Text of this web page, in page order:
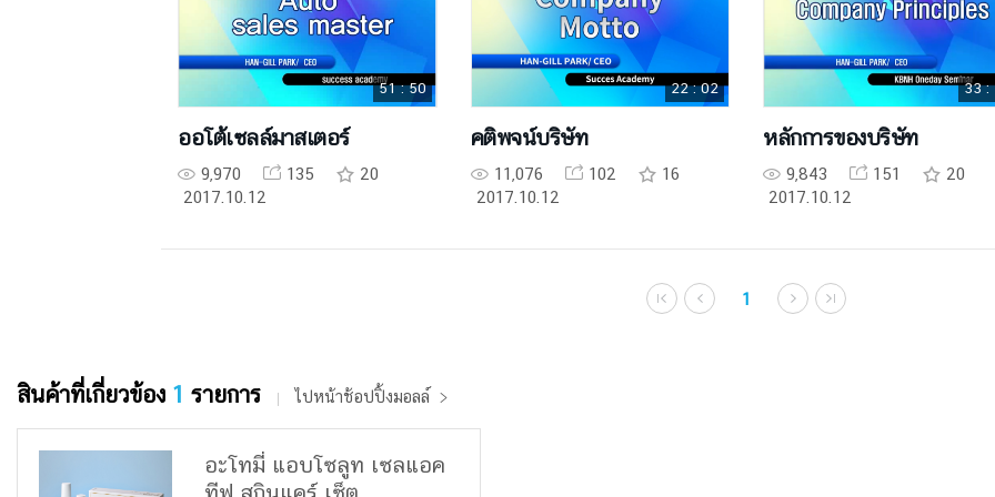
51 : 50
ออโต้เซลล์มาสเตอร์
9,970 135
20
2017.10.12
22 : 02
คติพจน์บริษัท
11,076 102
16
2017.10.12
33 :
หลักการของบริษัท
9,843 151
20
2017.10.12
1
สินค้าที่เกี่ยวข้อง 1 รายการ ไปหน้าช้อปปิ้งมอลล์
อะโทมี่ แอบโซลูท เซลแอค